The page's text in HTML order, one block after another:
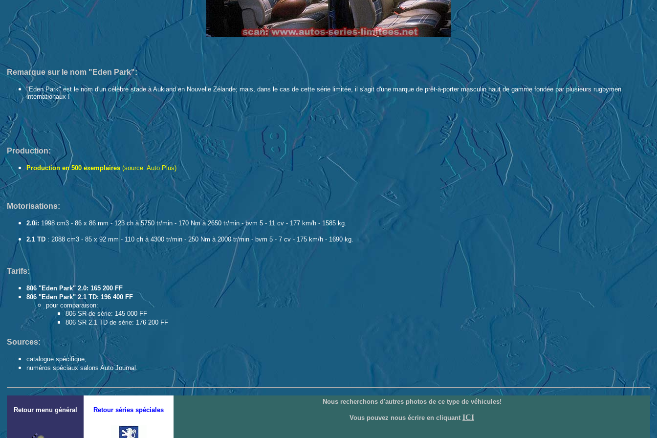
Remarque sur le nom "Eden Park":
"Eden Park" est le nom d'un célèbre stade à Aukland en Nouvelle Zélande; mais, dans le cas de cette série limitée, il s'agit d'une marque de prêt-à-porter masculin haut de gamme fondée par plusieurs rugbymen
internationaux !
Production:
Production en 500 exemplaires (source: Auto Plus)
Motorisations:
2.0i: 1998 cm3 - 86 x 86 mm - 123 ch à 5750 tr/min - 170 Nm à 2650 tr/min - bvm 5 - 11 cv - 177 km/h - 1585 kg.
2.1 TD : 2088 cm3 - 85 x 92 mm - 110 ch à 4300 tr/min - 250 Nm à 2000 tr/min - bvm 5 - 7 cv - 175 km/h - 1690 kg.
Tarifs:
806 "Eden Park" 2.0: 165 200 FF
806 "Eden Park" 2.1 TD: 196 400 FF
pour comparaison:
806 SR de série: 145 000 FF
806 SR 2.1 TD de série: 176 200 FF
Sources:
catalogue spécifique,
numéros spéciaux salons Auto Journal.
Retour menu général Retour séries spéciales
Nous recherchons d'autres photos de ce type de véhicules!
Vous pouvez nous écrire en cliquant ICI